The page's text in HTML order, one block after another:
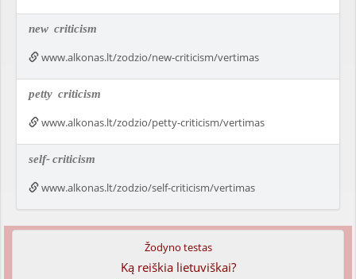
new criticism
www.alkonas.lt/zodzio/new-criticism/vertimas
petty criticism
www.alkonas.lt/zodzio/petty-criticism/vertimas
self-criticism
www.alkonas.lt/zodzio/self-criticism/vertimas
Žodyno testas
Ką reiškia lietuviškai?